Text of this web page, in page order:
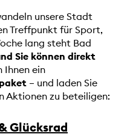
unsere Stadt
Treffpunkt für Sport,
lang steht Bad
Sie können direkt
Ihnen ein
– und laden Sie
Aktionen zu beteiligen:
Glücksrad